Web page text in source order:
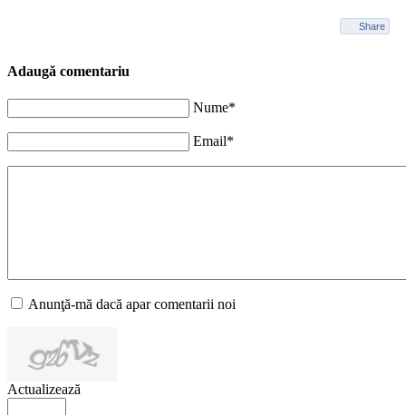
Share
Adaugă comentariu
Nume*
Email*
Anunţă-mă dacă apar comentarii noi
Actualizează